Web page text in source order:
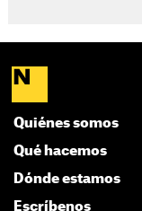
Quiénes somos
Qué hacemos
Dónde estamos
Escríbenos